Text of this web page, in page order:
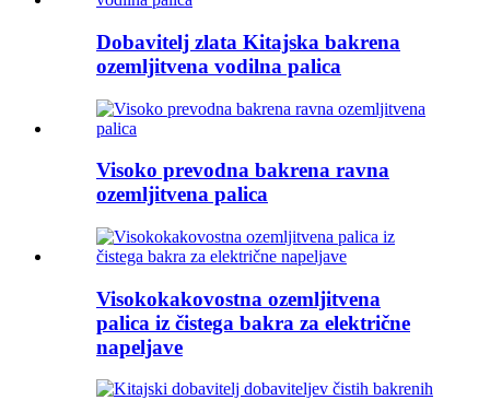
Dobavitelj zlata Kitajska bakrena
ozemljitvena vodilna palica
Visoko prevodna bakrena ravna
ozemljitvena palica
Visokokakovostna ozemljitvena
palica iz čistega bakra za električne
napeljave